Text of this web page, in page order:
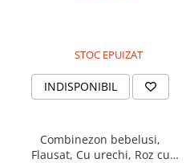
STOC EPUIZAT
INDISPONIBIL
Combinezon bebelusi,
Flausat, Cu urechi, Roz cu